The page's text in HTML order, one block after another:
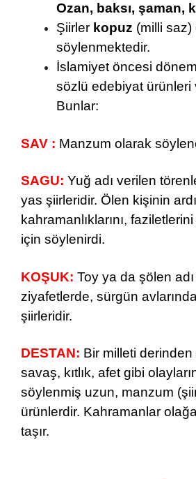
Ozan, baksı, şaman,
Şiirler kopuz (milli
söylenmektedir.
İslamiyet öncesi
sözlü edebiyat ürünleri
Bunlar:
SAV : Manzum olarak
SAGU: Yuğ adı verilen
yas şiirleridir. Ölen kişinin
kahramanlıklarını,
için söylenirdi.
KOŞUK: Toy ya da şölen
ziyafetlerde, sürgün
şiirleridir.
DESTAN: Bir milleti
savaş, kıtlık, afet gibi
söylenmiş uzun, manzum
ürünlerdir. Kahramanlar
taşır.